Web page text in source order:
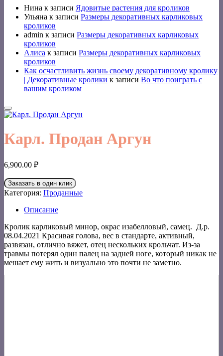
Нина к записи Ядовитые растения для кроликов
Ульяна к записи Размеры декоративных карликовых
кроликов
admin к записи Размеры декоративных карликовых
кроликов
Алиса к записи Размеры декоративных карликовых
кроликов
Как осчастливить жизнь своему декоративному кролику
| Декоративные кролики к записи Во что поиграть с
вашим кроликом
Карл. Продан Аргун
6,900.00 ₽
Заказать в один клик
Категория: Проданные
Описание
Кролик карликовый минор, окрас изабелловый, самец. Д.р.
08.04.2021 Красивая голова, вес в стандарте, активный,
развязан, отлично вяжет, отец нескольких крольчат. Из-за
травмы потерял один палец на задней ноге, который никак не
мешает ему жить и визуально это почти не заметно.